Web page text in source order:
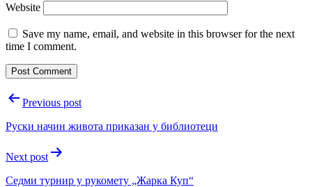
Website
Save my name, email, and website in this browser for the next
time I comment.
PostPrevious post
Руски начин живота приказан у библиотеци
Next post
Седми турнир у рукомету „Жарка Куп“